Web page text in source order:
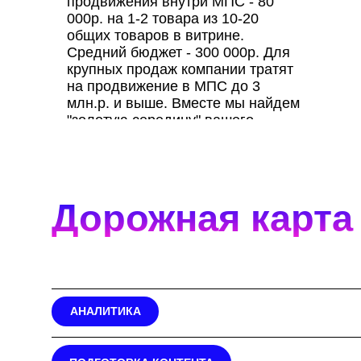
000р. на 1-2 товара из 10-20
общих товаров в витрине.
Средний бюджет - 300 000р. Для
крупных продаж компании тратят
на продвижение в МПС до 3
млн.р. и выше. Вместе мы найдем
"золотую середину" вашего
Дорожная
АНАЛИТИКА